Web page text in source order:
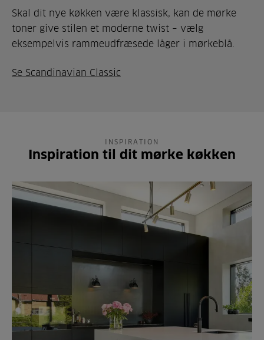
Skal dit nye køkken være klassisk, kan de mørke
toner give stilen et moderne twist – vælg
eksempelvis rammeudfræsede låger i mørkeblå.
Se Scandinavian Classic
INSPIRATION
Inspiration til dit mørke køkken